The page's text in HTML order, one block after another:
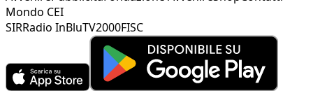
Mondo CEI
SIRRadio InBluTV2000FISC